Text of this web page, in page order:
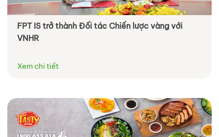
FPT IS trở thành Đối tác Chiến lược vàng với
VNHR
Xem chi tiết